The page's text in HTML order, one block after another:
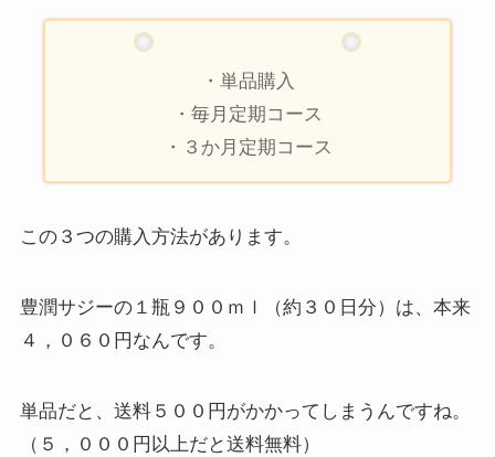
・単品購入
・毎月定期コース
・３か月定期コース
この３つの購入方法があります。
豊潤サジーの１瓶９００ｍｌ（約３０日分）は、本来
４，０６０円なんです。
単品だと、送料５００円がかかってしまうんですね。
（５，０００円以上だと送料無料）